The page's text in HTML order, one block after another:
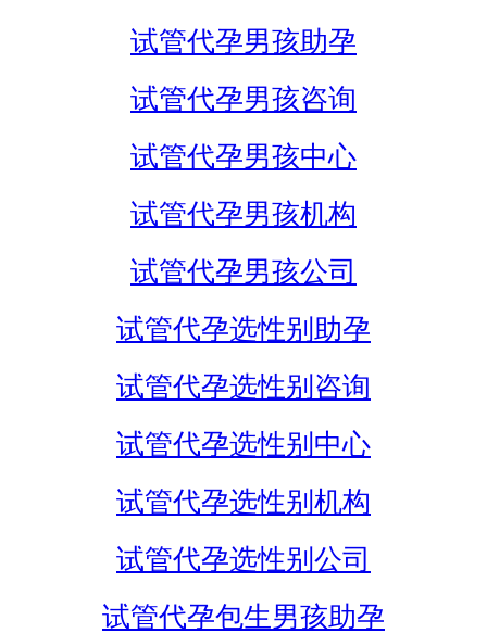
试管代孕男孩助孕
试管代孕男孩咨询
试管代孕男孩中心
试管代孕男孩机构
试管代孕男孩公司
试管代孕选性别助孕
试管代孕选性别咨询
试管代孕选性别中心
试管代孕选性别机构
试管代孕选性别公司
试管代孕包生男孩助孕